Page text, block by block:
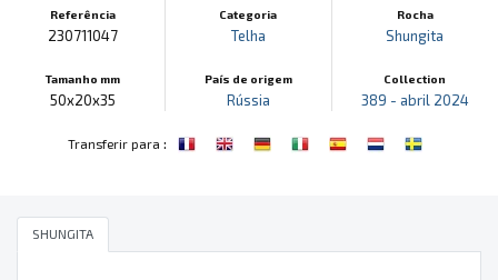
Referência
230711047
Tamanho mm
50x20x35
Categoria
Telha
País de origem
Rússia
Rocha
Shungita
Collection
389 - abril 2024
Transferir para :
SHUNGITA